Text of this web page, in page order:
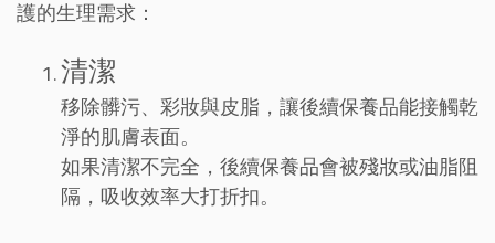
護的生理需求：
清潔
移除髒污、彩妝與皮脂，讓後續保養品能接觸乾
淨的肌膚表面。
如果清潔不完全，後續保養品會被殘妝或油脂阻
隔，吸收效率大打折扣。